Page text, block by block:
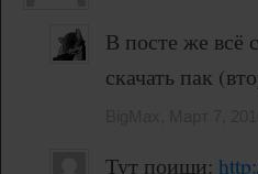
В посте же всё
скачать пак
Тут поищи: